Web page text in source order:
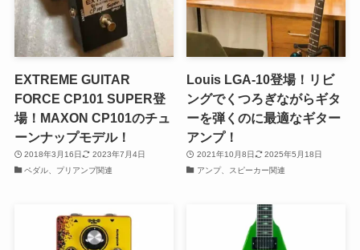
EXTREME GUITAR
FORCE CP101 SUPER登
場！MAXON CP101のチュ
ーンナップモデル！
2018年3月16日
2023年7月4日
ペダル、プリアンプ関連
Louis LGA-10登場！リビ
ングでくつろぎながらギタ
ーを弾くのに最適なギター
アンプ！
2021年10月8日
2025年5月18日
アンプ、スピーカー関連